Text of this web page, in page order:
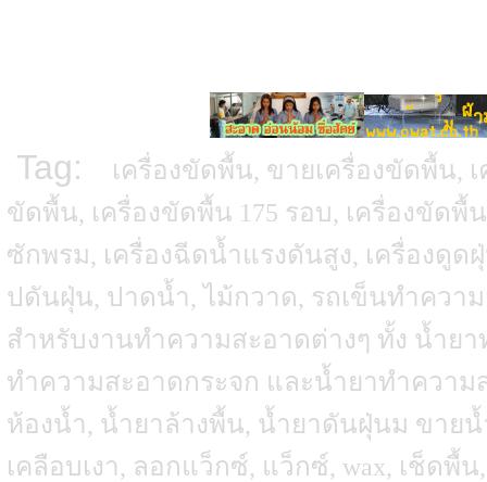
Tag:
เครื่องขัดพื้น, ขายเครื่องขัดพื้น,
ขัดพื้น, เครื่องขัดพื้น 175 รอบ, เครื่องขัดพื้
ซักพรม, เครื่องฉีดน้ำแรงดันสูง, เครื่องดู
ปดันฝุ่น, ปาดน้ำ, ไม้กวาด, รถเข็นทำคว
สำหรับงานทำความสะอาดต่างๆ ทั้ง น้ำย
ทำความสะอาดกระจก และน้ำยาทำความ
ห้องน้ำ, น้ำยาล้างพื้น, น้ำยาดันฝุ่นม ขาย
เคลือบเงา, ลอกแว็กซ์, แว็กซ์, wax, เช็ดพื้